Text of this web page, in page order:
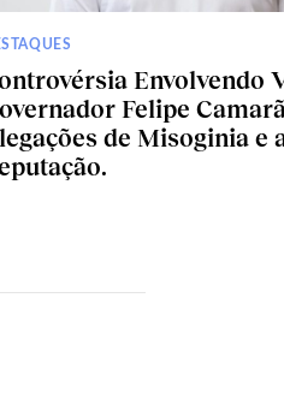
Envolvendo
Felipe
de Misoginia e